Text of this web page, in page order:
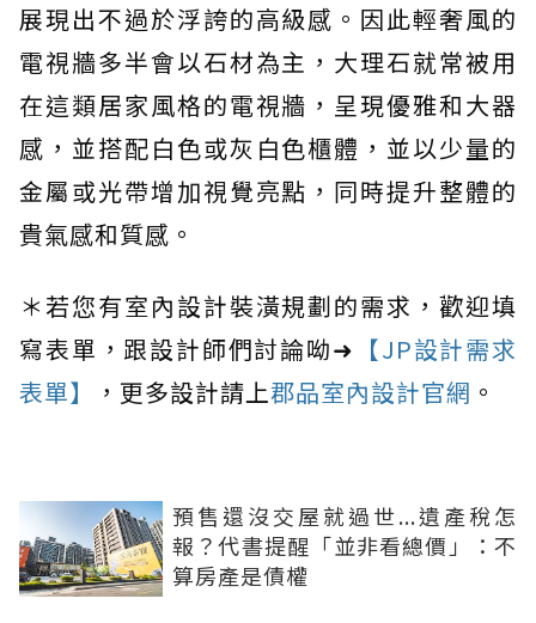
展現出不過於浮誇的高級感。因此輕奢風的
電視牆多半會以石材為主，大理石就常被用
在這類居家風格的電視牆，呈現優雅和大器
感，並搭配白色或灰白色櫃體，並以少量的
金屬或光帶增加視覺亮點，同時提升整體的
貴氣感和質感。
＊若您有室內設計裝潢規劃的需求，歡迎填
寫表單，跟設計師們討論呦➜ 【JP設計需求
表單】
，更多設計請上郡品室內設計官網 。
預售還沒交屋就過世...遺產稅怎
報？代書提醒「並非看總價」：不
算房產是債權